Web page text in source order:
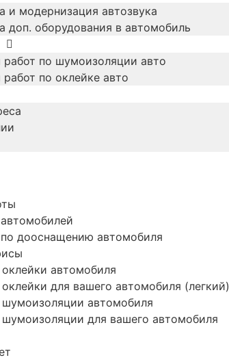
и модернизация автозвука
доп. оборудования в автомобиль
по шумоизоляции авто
по оклейке авто
по дооснащению автомобиля
автомобиля
для вашего автомобиля (легкий)
шумоизоляции автомобиля
шумоизоляции для вашего автомобиля